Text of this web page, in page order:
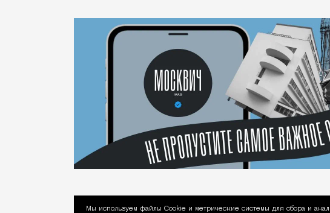
Мы используем файлы Сookie и метрические системы для сбора и